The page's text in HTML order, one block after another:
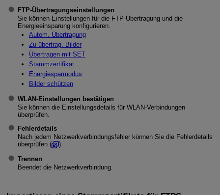
FTP-Übertragungseinstellungen
Sie können Einstellungen für die FTP-Übertragung und die
Energieeinsparung konfigurieren.
Autom. Übertragung
Zu übertrag. Bilder
Übertragen mit SET
Stammzertifikat
Energiesparmodus
Bilder schützen
WLAN-Einstellungen bestätigen
Sie können die Einstellungsdetails für WLAN-Verbindungen
überprüfen.
Fehlerdetails
Nach jedem Netzwerkverbindungsfehler können Sie die Fehlerdetails
überprüfen (
).
Trennen
Beendet die Netzwerkverbindung.